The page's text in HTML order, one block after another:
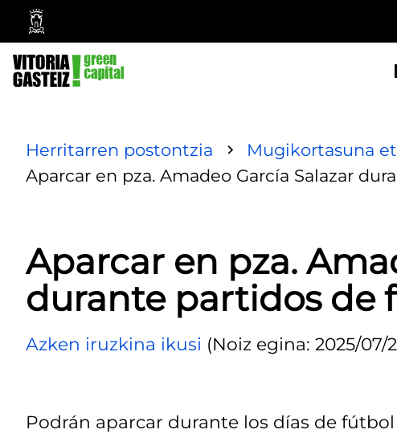
Vitoria-
Gasteizko
Udala
Herritarren postontzia Mugikortasuna
Aparcar en pza. Amadeo García Salazar
Aparcar en pza.
durante partidos de
Azken iruzkina ikusi (Noiz egina: 2025/07/
Podrán aparcar durante los días de